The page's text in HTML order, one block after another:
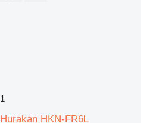
1
Hurakan HKN-FR6L